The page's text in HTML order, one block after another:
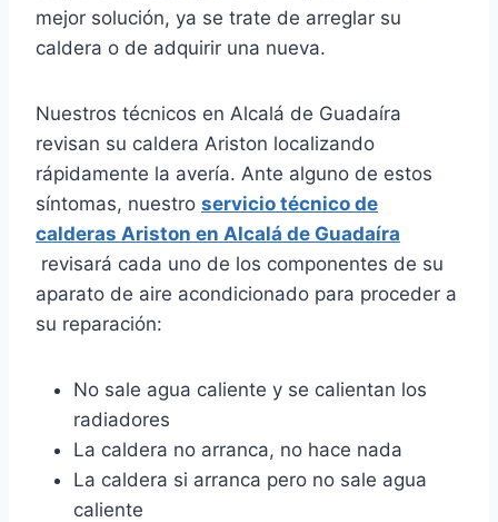
mejor solución, ya se trate de arreglar su
caldera o de adquirir una nueva.
Nuestros técnicos en Alcalá de Guadaíra
revisan su caldera Ariston localizando
rápidamente la avería. Ante alguno de estos
síntomas, nuestro servicio técnico de
calderas Ariston en Alcalá de Guadaíra
revisará cada uno de los componentes de su
aparato de aire acondicionado para proceder a
su reparación:
No sale agua caliente y se calientan los
radiadores
La caldera no arranca, no hace nada
La caldera si arranca pero no sale agua
caliente